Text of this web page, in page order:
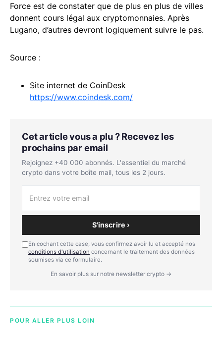
Force est de constater que de plus en plus de villes
donnent cours légal aux cryptomonnaies. Après
Lugano, d’autres devront logiquement suivre le pas.
Source :
Site internet de CoinDesk
https://www.coindesk.com/
Cet article vous a plu ? Recevez les
prochains par email
Rejoignez +40 000 abonnés. L'essentiel du marché
crypto dans votre boîte mail, tous les 2 jours.
S'inscrire ›
En cochant cette case, vous confirmez avoir lu et accepté nos
conditions d'utilisation concernant le traitement des données
soumises via ce formulaire.
En savoir plus sur notre newsletter crypto →
POUR ALLER PLUS LOIN